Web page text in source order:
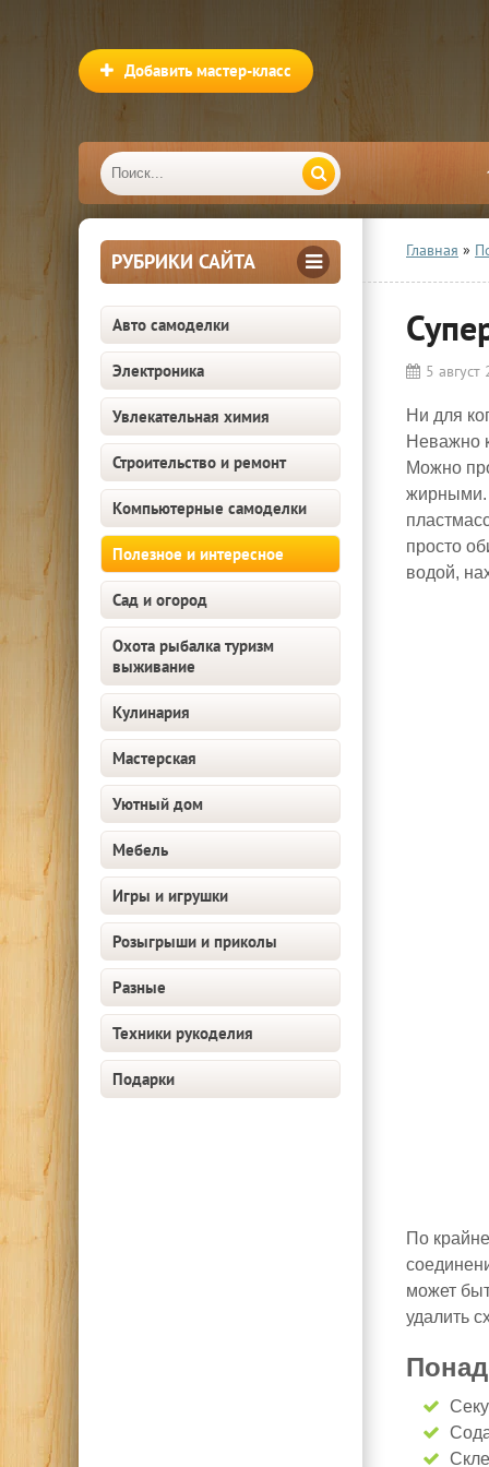
Добавить мастер-класс
РУБРИКИ САЙТА
Авто самоделки
Электроника
Увлекательная химия
Строительство и ремонт
Компьютерные самоделки
Полезное и интересное
Сад и огород
Охота рыбалка туризм
выживание
Кулинария
Мастерская
Уютный дом
Мебель
Игры и игрушки
Розыгрыши и приколы
Разные
Техники рукоделия
Подарки
Главная »
5 август
Ни для
Неважно
Можно
жирными.
просто
водой,
По
может
удалить